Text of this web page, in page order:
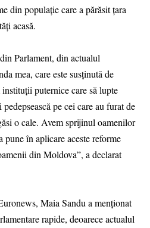
din populație care a părăsit țara
acasă.
Parlament, din actualul
mea, care este susținută de
puternice care să lupte
pe cei care au furat de
o cale. Avem sprijinul oamenilor
pune în aplicare aceste reforme
din Moldova”, a declarat
Maia Sandu a menționat
rapide, deoarece actualul